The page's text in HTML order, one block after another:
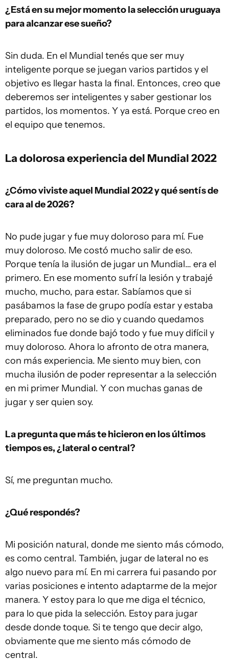
¿Está en su mejor momento la selección uruguaya
para alcanzar ese sueño?
Sin duda. En el Mundial tenés que ser muy
inteligente porque se juegan varios partidos y el
objetivo es llegar hasta la final. Entonces, creo que
deberemos ser inteligentes y saber gestionar los
partidos, los momentos. Y ya está. Porque creo en
el equipo que tenemos.
La dolorosa experiencia del Mundial 2022
¿Cómo viviste aquel Mundial 2022 y qué sentís de
cara al de 2026?
No pude jugar y fue muy doloroso para mí. Fue
muy doloroso. Me costó mucho salir de eso.
Porque tenía la ilusión de jugar un Mundial… era el
primero. En ese momento sufrí la lesión y trabajé
mucho, mucho, para estar. Sabíamos que si
pasábamos la fase de grupo podía estar y estaba
preparado, pero no se dio y cuando quedamos
eliminados fue donde bajó todo y fue muy difícil y
muy doloroso. Ahora lo afronto de otra manera,
con más experiencia. Me siento muy bien, con
mucha ilusión de poder representar a la selección
en mi primer Mundial. Y con muchas ganas de
jugar y ser quien soy.
La pregunta que más te hicieron en los últimos
tiempos es, ¿lateral o central?
Sí, me preguntan mucho.
¿Qué respondés?
Mi posición natural, donde me siento más cómodo,
es como central. También, jugar de lateral no es
algo nuevo para mí. En mi carrera fui pasando por
varias posiciones e intento adaptarme de la mejor
manera. Y estoy para lo que me diga el técnico,
para lo que pida la selección. Estoy para jugar
desde donde toque. Si te tengo que decir algo,
obviamente que me siento más cómodo de
central.